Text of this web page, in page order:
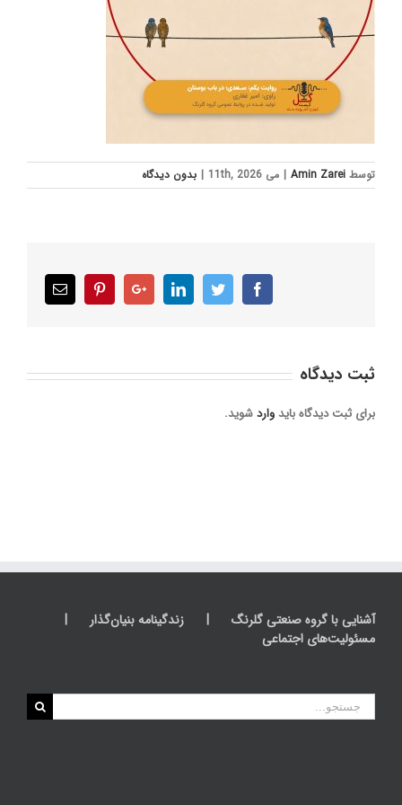
توسط Amin Zarei
| می 11th, 2026 | بدون ديدگاه
Facebook
Twitter
LinkedIn
Google+
Pinterest
Email
ثبت ديدگاه
برای ثبت دیدگاه باید واردشوید.
آشنایی با گروه صنعتی گلرنگ
زندگینامه بنیان‌گذار
مسئولیت‌های اجتماعی
جستجو
برای: